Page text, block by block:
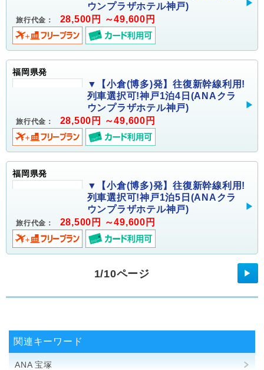
ウンプラザホテル神戸)
旅行代金： 28,500円 ～49,600円
福岡県発
▼【小倉(博多)発】往復新幹線利用!
列車選択可!神戸1泊4日(ANAクラ
ウンプラザホテル神戸)
旅行代金： 28,500円 ～49,600円
福岡県発
▼【小倉(博多)発】往復新幹線利用!
列車選択可!神戸1泊5日(ANAクラ
ウンプラザホテル神戸)
旅行代金： 28,500円 ～49,600円
1/10ページ ▶
関連キーワード
ANA 宝塚